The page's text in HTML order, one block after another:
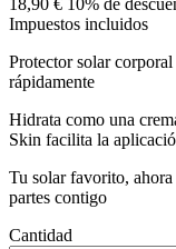
18,90 € 10% de
Impuestos incluidos
Protector solar
rápidamente
Hidrata como una
Skin facilita la
Tu solar favorito,
partes contigo
Cantidad